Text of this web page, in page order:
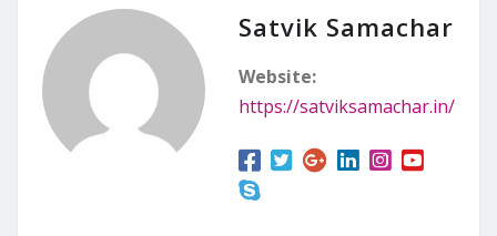
Satvik Samachar
Website:
https://satviksamachar.in/